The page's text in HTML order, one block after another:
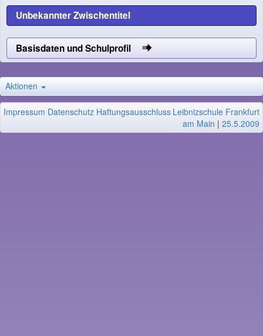
Unbekannter Zwischentitel
Basisdaten und Schulprofil
Aktionen
Impressum Datenschutz Haftungsausschluss Leibnizschule Frankfurt
am Main | 25.5.2009